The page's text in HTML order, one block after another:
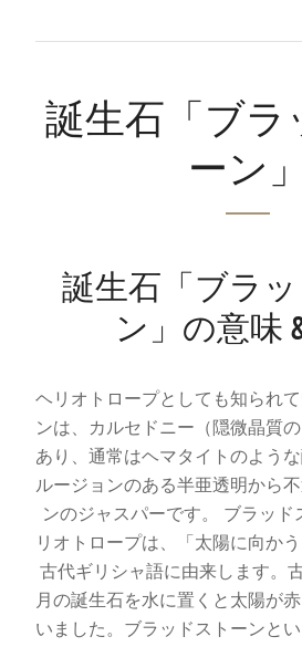
誕生石「ブラ
ーン」
誕生石「ブラ
ン」の意味
ヘリオトロープとしても知られ
ンは、カルセドニー（隠微晶質
あり、通常はヘマタイトのよう
ルージョンのある半亜透明から
ンのジャスパーです。 ブラッド
リオトロープは、「太陽に向か
古代ギリシャ語に由来します。
月の誕生石を水に置くと太陽が
いました。ブラッドストーンと